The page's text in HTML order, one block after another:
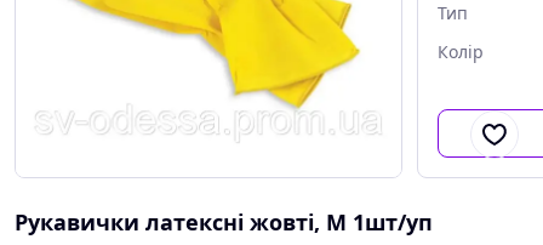
Тип
Колір
Рукавички латексні жовті, М 1шт/уп